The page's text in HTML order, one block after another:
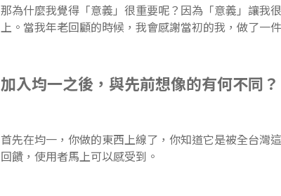
那為什麼我覺得「意義」很重要呢？因為「意義」讓我
上。當我年老回顧的時候，我會感謝當初的我，做了一
加入均一之後，與先前想像的有何不同？
首先在均一，你做的東西上線了，你知道它是被全台灣
回饋，使用者馬上可以感受到。